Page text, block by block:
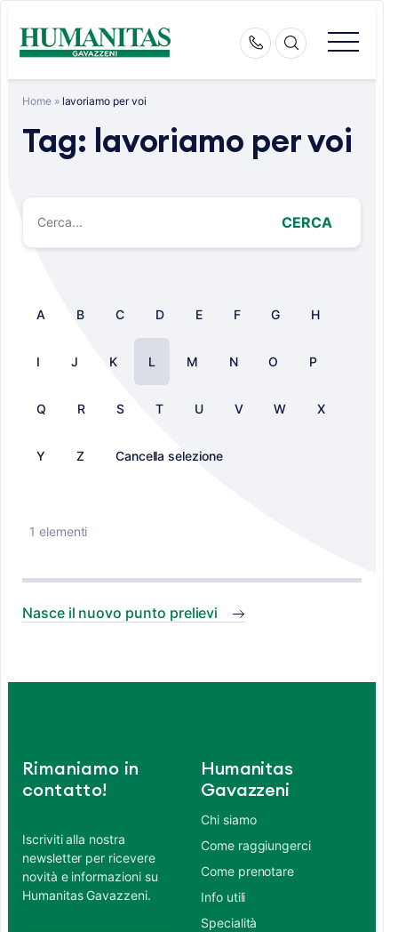
content
Home» lavoriamo per voi
Tag: lavoriamo per voi
CERCA
A B C D E F G H
I J K L M N O P
Q R S T U V W X
Y Z Cancella selezione
1 elementi
Nasce il nuovo punto prelievi
Rimaniamo in
contatto!
Iscriviti alla nostra
newsletter per ricevere
novità e informazioni su
Humanitas Gavazzeni.
Humanitas
Gavazzeni
Chi siamo
Come raggiungerci
Come prenotare
Info utili
Specialità